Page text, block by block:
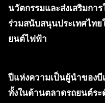
นวัตกรรมและส่งเสริมกา
ร่วมสนับสนุนประเทศไท
ยนต์ไฟฟ้า
ปีแห่งความเป็นผู้นำของบี
ทั้งในด้านตลาดรถยนต์ร